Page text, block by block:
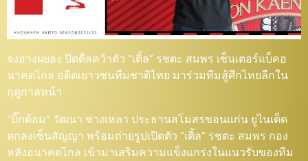
จงอางผยอง ปิดดีลคว้าตัว “เติ้ล” รชตะ สมพร เซ็นเตอร์แบ็คอ
นาคตไกล อดีตเยาวชนทีมชาติไทย มาร่วมทีมสู้ศึกไทยลีกใน
ฤดูกาลหน้า
“บิ๊กต้อม” วัฒนา ช่างเหลา ประธานสโมสรขอนแก่น ยูไนเต็ด
ตกลงเซ็นสัญญา พร้อมถ่ายรูปเปิดตัว “เติ้ล” รชตะ สมพร กอง
หลังอนาคตไกล เข้ามาเสริมความแข็งแกร่งในแนวรับของทีม